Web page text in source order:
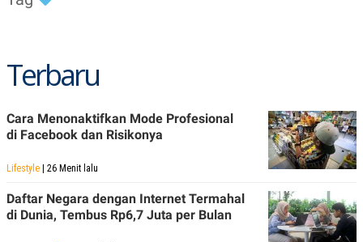
SIBER
PRIVACY
Terbaru
Cara Menonaktifkan Mode Profesional
di Facebook dan Risikonya
Lifestyle | 26 Menit lalu
Daftar Negara dengan Internet Termahal
di Dunia, Tembus Rp6,7 Juta per Bulan